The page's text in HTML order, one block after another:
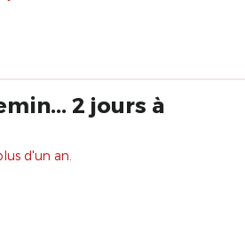
2 jours à
d'un an.